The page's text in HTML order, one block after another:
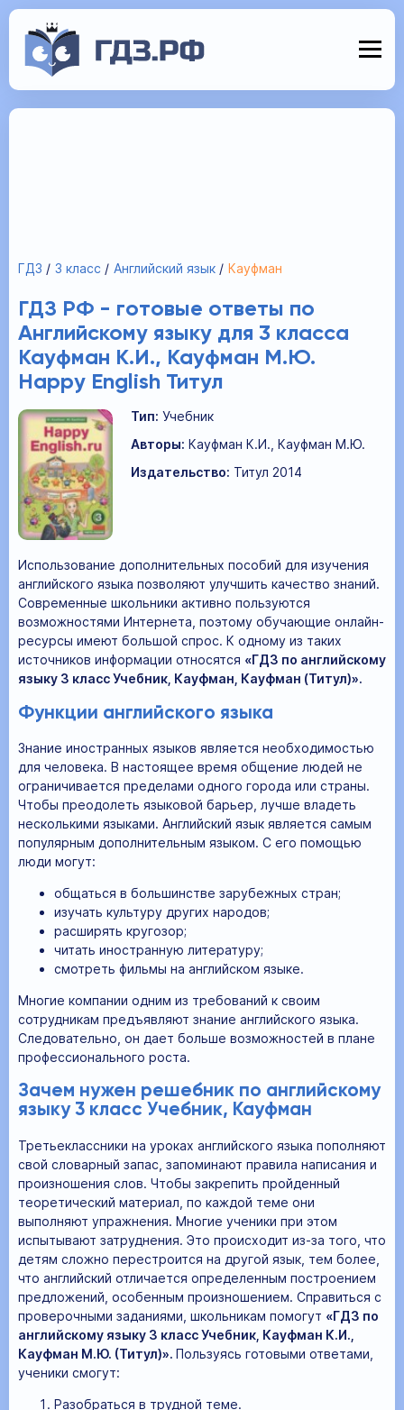
ГДЗ 3 класс Английский язык Кауфман
ГДЗ РФ - готовые ответы по
Английскому языку для 3 класса
Кауфман К.И., Кауфман М.Ю.
Happy English Титул
Тип: Учебник
Авторы: Кауфман К.И., Кауфман М.Ю.
Издательство: Титул 2014
Использование дополнительных пособий для изучения
английского языка позволяют улучшить качество знаний.
Современные школьники активно пользуются
возможностями Интернета, поэтому обучающие онлайн-
ресурсы имеют большой спрос. К одному из таких
источников информации относятся «ГДЗ по английскому
языку 3 класс Учебник, Кауфман, Кауфман (Титул)».
Функции английского языка
Знание иностранных языков является необходимостью
для человека. В настоящее время общение людей не
ограничивается пределами одного города или страны.
Чтобы преодолеть языковой барьер, лучше владеть
несколькими языками. Английский язык является самым
популярным дополнительным языком. С его помощью
люди могут:
общаться в большинстве зарубежных стран;
изучать культуру других народов;
расширять кругозор;
читать иностранную литературу;
смотреть фильмы на английском языке.
Многие компании одним из требований к своим
сотрудникам предъявляют знание английского языка.
Следовательно, он дает больше возможностей в плане
профессионального роста.
Зачем нужен решебник по английскому
языку 3 класс Учебник, Кауфман
Третьеклассники на уроках английского языка пополняют
свой словарный запас, запоминают правила написания и
произношения слов. Чтобы закрепить пройденный
теоретический материал, по каждой теме они
выполняют упражнения. Многие ученики при этом
испытывают затруднения. Это происходит из-за того, что
детям сложно перестроится на другой язык, тем более,
что английский отличается определенным построением
предложений, особенным произношением. Справиться с
проверочными заданиями, школьникам помогут «ГДЗ по
английскому языку 3 класс Учебник, Кауфман К.И.,
Кауфман М.Ю. (Титул)». Пользуясь готовыми ответами,
ученики смогут:
Разобраться в трудной теме.